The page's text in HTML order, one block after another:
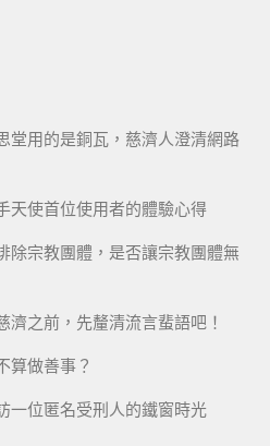
堂用的是銅瓦，慈濟人澄清網路
天使首位使用者的體驗心得
除宗教團體，是否讓宗教團體無
濟之前，先釐清流言蜚語吧！
算做善事？
一位匿名受刑人的鐵窗時光